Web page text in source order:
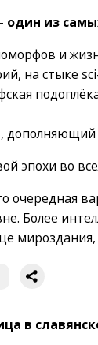
один из
и
на стыке
эпохи во
очередная
Более
мироздания,
в